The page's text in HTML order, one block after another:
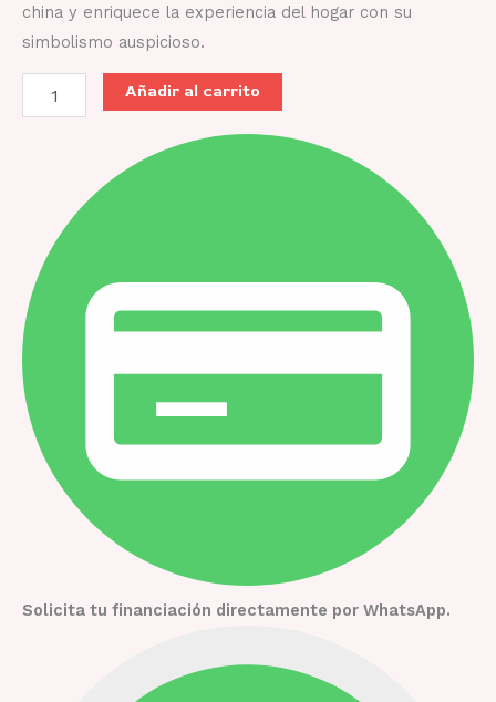
china y enriquece la experiencia del hogar con su
simbolismo auspicioso.
Añadir al carrito
Solicita tu financiación directamente por WhatsApp.